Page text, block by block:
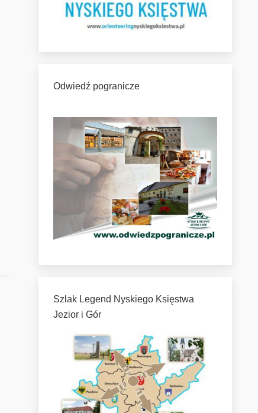
Odwiedź pogranicze
Szlak Legend Nyskiego Księstwa
Jezior i Gór